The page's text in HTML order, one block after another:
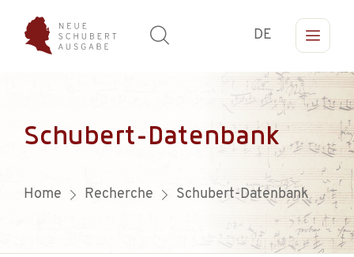
DE
Schubert-Datenbank
Home Recherche Schubert-Datenbank